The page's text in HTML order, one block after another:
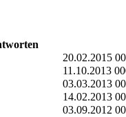
20.02.2015
11.10.2013
03.03.2013
14.02.2013
03.09.2012